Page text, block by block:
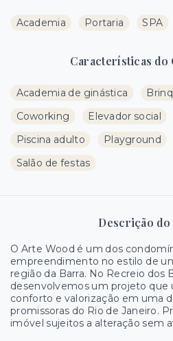
Academia Portaria SPA
Características do
Academia de ginástica
Coworking
Elevador social
Piscina adulto
Playground
Salão de festas
Descrição do
O Arte Wood é um dos
empreendimento no estilo de
região da Barra. No Recreio dos
desenvolvemos um projeto que
conforto e valorização em uma
promissoras do Rio de Janeiro.
imóvel sujeitos a alteração sem